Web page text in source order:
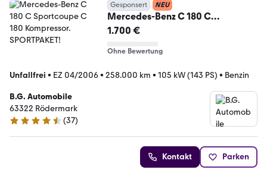
Gesponsert NEU
Mercedes-Benz C 180 C
Sportcoupe C 180 Kompressor.
1.700 €
Ohne Bewertung
Unfallfrei • EZ 04/2006• 258.000 km • 105 kW (143 PS) • Benzin
B.G. Automobile
63322 Rödermark
4.7 Sterne
(37)
Kontakt Parken